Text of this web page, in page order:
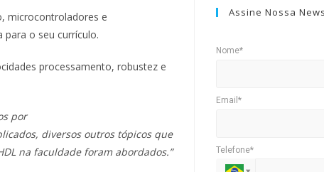
microcontroladores e
o seu currículo.
processamento, robustez e
por
diversos outros tópicos que
na faculdade foram abordados.”
Assine Nossa
Nome*
Email*
Telefone*